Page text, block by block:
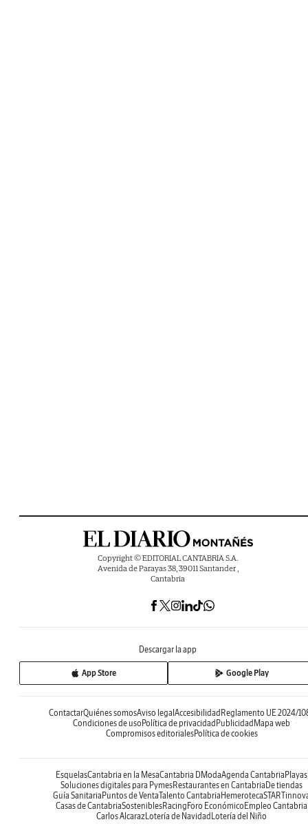
Copyright © EDITORIAL CANTABRIA S.A.
Avenida de Parayas 38, 39011 Santander ,
Cantabria
Descargar la app
App Store Google Play
ContactarQuiénes somosAviso legalAccesibilidadReglamento UE 2024/
Condiciones de usoPolítica de privacidadPublicidadMapa web
Compromisos editorialesPolítica de cookies
EsquelasCantabria en la MesaCantabria DModaAgenda CantabriaPlayas
Soluciones digitales para PymesRestaurantes en CantabriaDe tiendas
Guía SanitariaPuntos de VentaTalento CantabriaHemeroteca
Casas de CantabriaSosteniblesRacingForo EconómicoEmpleo Cantabria
Carlos AlcarazLotería de NavidadLotería del Niño